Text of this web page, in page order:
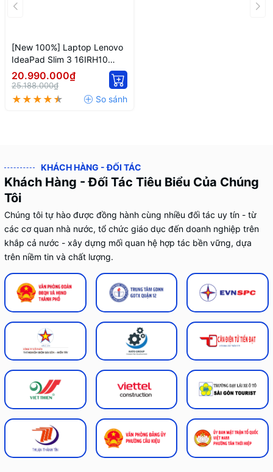
1x Headphone / microphone combo
jack (3.5mm)
1x SD card reader
1x Power connector
[New 100%] Laptop Lenovo
IdeaPad Slim 3 16IRH10
83K20001VN /
83K20004VN - Intel Core i7-
13620H | 16 inch Full HD+
20.990.000₫
25.188.000₫
KHÁCH HÀNG - ĐỐI TÁC
Khách Hàng - Đối Tác Tiêu Biểu Của Chúng
Tôi
Chúng tôi tự hào được đồng hành cùng nhiều đối tác uy tín - từ
các cơ quan nhà nước, tổ chức giáo dục đến doanh nghiệp trên
khắp cả nước - xây dựng mối quan hệ hợp tác bền vững, dựa
trên niềm tin và chất lượng.